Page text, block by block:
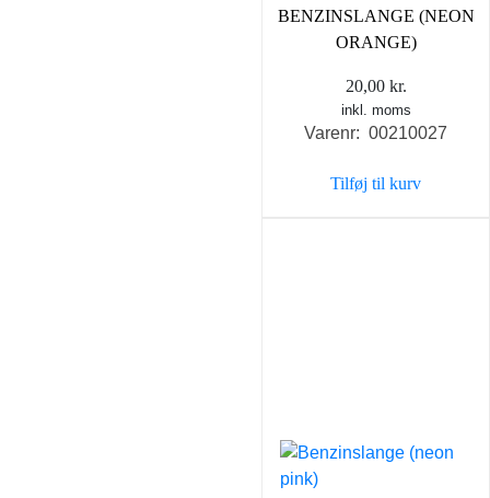
BENZINSLANGE (NEON
ORANGE)
20,00 kr.
inkl. moms
Varenr: 00210027
Tilføj til kurv